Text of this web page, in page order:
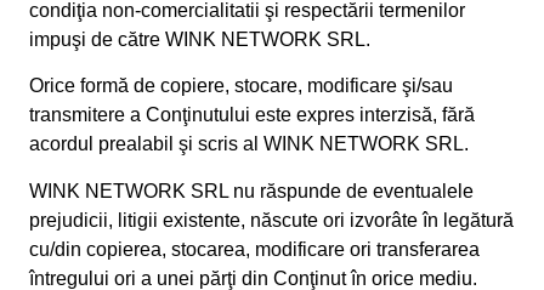
condiţia non-comercialitatii şi respectării termenilor
impuşi de către WINK NETWORK SRL.
Orice formă de copiere, stocare, modificare şi/sau
transmitere a Conţinutului este expres interzisă, fără
acordul prealabil şi scris al WINK NETWORK SRL.
WINK NETWORK SRL nu răspunde de eventualele
prejudicii, litigii existente, născute ori izvorâte în legătură
cu/din copierea, stocarea, modificare ori transferarea
întregului ori a unei părţi din Conţinut în orice mediu.